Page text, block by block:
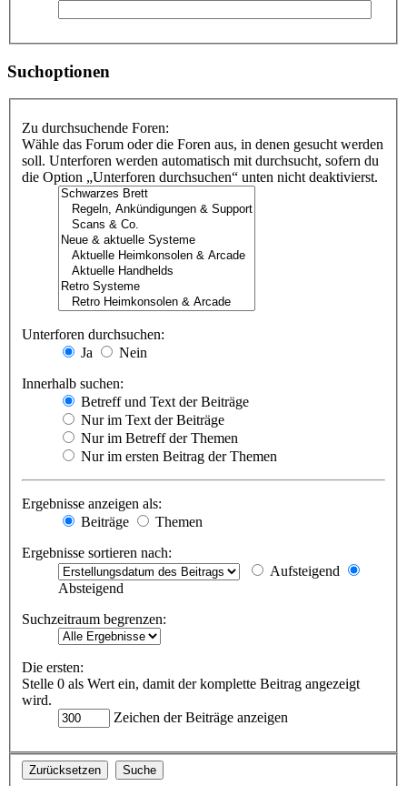
Suchoptionen
Zu durchsuchende Foren:
Wähle das Forum oder die Foren aus, in denen gesucht werden
soll. Unterforen werden automatisch mit durchsucht, sofern du
die Option „Unterforen durchsuchen“ unten nicht deaktivierst.
Unterforen durchsuchen:
Ja
Nein
Innerhalb suchen:
Betreff und Text der Beiträge
Nur im Text der Beiträge
Nur im Betreff der Themen
Nur im ersten Beitrag der Themen
Ergebnisse anzeigen als:
Beiträge
Themen
Ergebnisse sortieren nach:
Aufsteigend
Absteigend
Suchzeitraum begrenzen:
Die ersten:
Stelle 0 als Wert ein, damit der komplette Beitrag angezeigt
wird.
Zeichen der Beiträge anzeigen